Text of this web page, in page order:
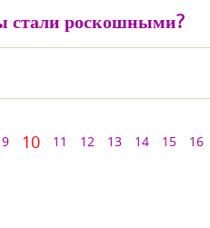
стали роскошными?
9 10 11 12 13 14 15 16